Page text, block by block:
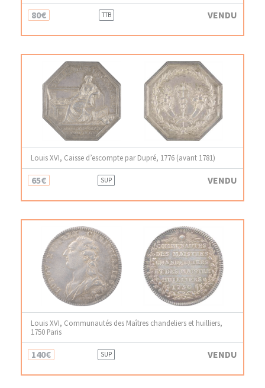
80€ TTB VENDU
Louis XVI, Caisse d’escompte par Dupré, 1776 (avant 1781)
65€ SUP VENDU
Louis XVI, Communautés des Maîtres chandeliers et huilliers,
1750 Paris
140€ SUP VENDU